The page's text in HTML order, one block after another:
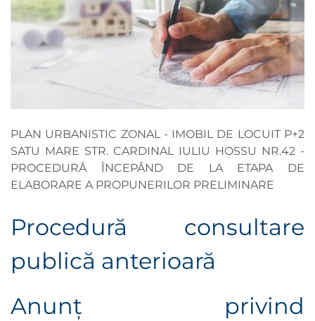
PLAN URBANISTIC ZONAL - IMOBIL DE LOCUIT P+2
SATU MARE STR. CARDINAL IULIU HOSSU NR.42 -
PROCEDURĂ ÎNCEPÂND DE LA ETAPA DE
ELABORARE A PROPUNERILOR PRELIMINARE
Procedură consultare
publică anterioară
Anunţ privind